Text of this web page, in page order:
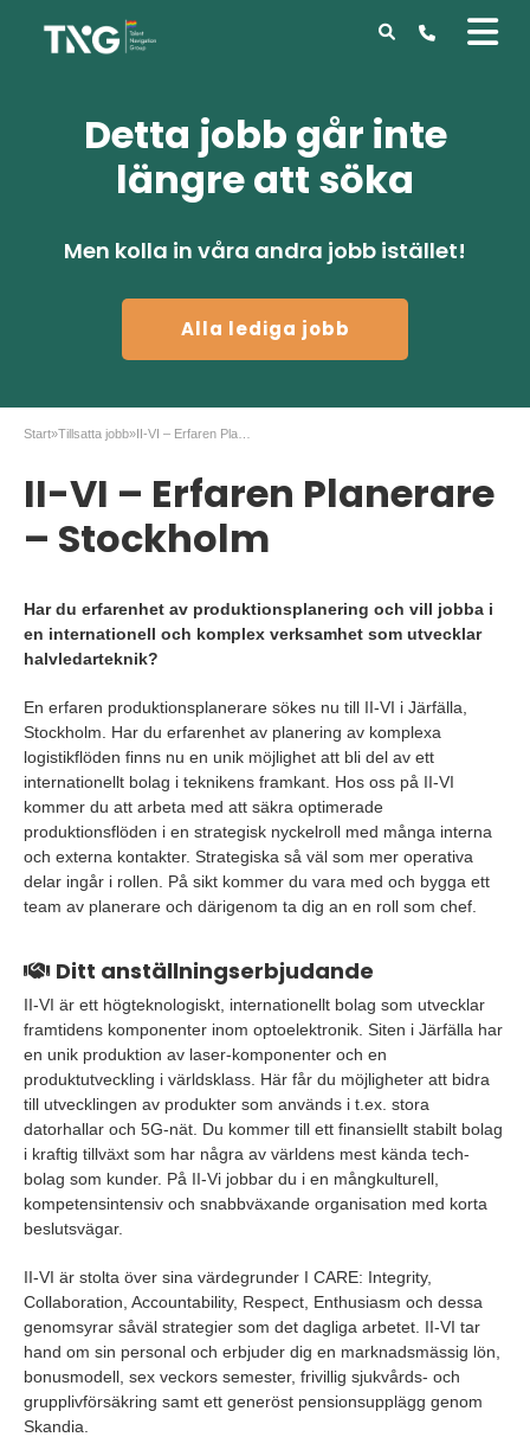
Detta jobb går inte
längre att söka
Men kolla in våra andra jobb istället!
Alla lediga jobb
Start»Tillsatta jobb»
II-VI – Erfaren Planerare
– Stockholm
Har du erfarenhet av produktionsplanering och vill jobba i
en internationell och komplex verksamhet som utvecklar
halvledarteknik?
En erfaren produktionsplanerare sökes nu till II-VI i Järfälla,
Stockholm. Har du erfarenhet av planering av komplexa
logistikflöden finns nu en unik möjlighet att bli del av ett
internationellt bolag i teknikens framkant. Hos oss på II-VI
kommer du att arbeta med att säkra optimerade
produktionsflöden i en strategisk nyckelroll med många interna
och externa kontakter. Strategiska så väl som mer operativa
delar ingår i rollen. På sikt kommer du vara med och bygga ett
team av planerare och därigenom ta dig an en roll som chef.
Ditt anställningserbjudande
II-VI är ett högteknologiskt, internationellt bolag som utvecklar
framtidens komponenter inom optoelektronik. Siten i Järfälla har
en unik produktion av laser-komponenter och en
produktutveckling i världsklass. Här får du möjligheter att bidra
till utvecklingen av produkter som används i t.ex. stora
datorhallar och 5G-nät. Du kommer till ett finansiellt stabilt bolag
i kraftig tillväxt som har några av världens mest kända tech-
bolag som kunder. På II-Vi jobbar du i en mångkulturell,
kompetensintensiv och snabbväxande organisation med korta
beslutsvägar.
II-VI är stolta över sina värdegrunder I CARE: Integrity,
Collaboration, Accountability, Respect, Enthusiasm och dessa
genomsyrar såväl strategier som det dagliga arbetet. II-VI tar
hand om sin personal och erbjuder dig en marknadsmässig lön,
bonusmodell, sex veckors semester, frivillig sjukvårds- och
grupplivförsäkring samt ett generöst pensionsupplägg genom
Skandia.